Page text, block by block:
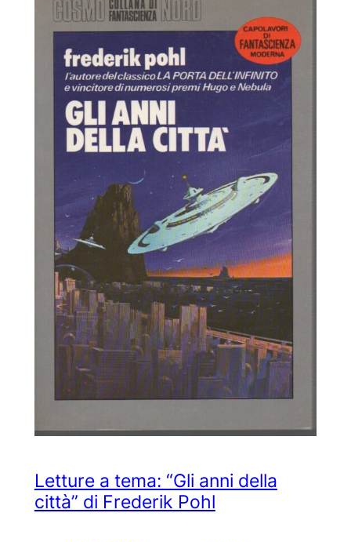
Letture a tema: “Gli anni della
città” di Frederik Pohl